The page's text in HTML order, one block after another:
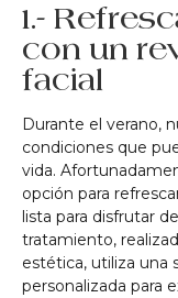
1.-
con un
facial
Durante el verano,
condiciones que
vida.
opción para
lista para disfrutar
tratamiento,
estética, utiliza una
personalizada para